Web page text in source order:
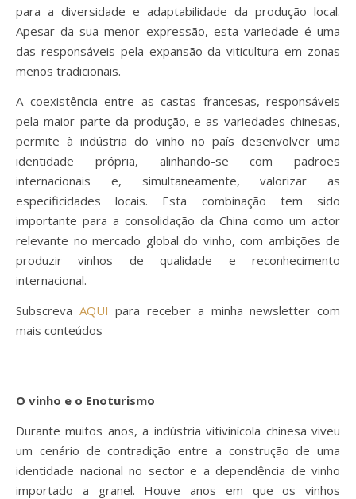
para a diversidade e adaptabilidade da produção local.
Apesar da sua menor expressão, esta variedade é uma
das responsáveis pela expansão da viticultura em zonas
menos tradicionais.
A coexistência entre as castas francesas, responsáveis
pela maior parte da produção, e as variedades chinesas,
permite à indústria do vinho no país desenvolver uma
identidade própria, alinhando-se com padrões
internacionais e, simultaneamente, valorizar as
especificidades locais. Esta combinação tem sido
importante para a consolidação da China como um actor
relevante no mercado global do vinho, com ambições de
produzir vinhos de qualidade e reconhecimento
internacional.
Subscreva AQUI para receber a minha newsletter com
mais conteúdos
O vinho e o Enoturismo
Durante muitos anos, a indústria vitivinícola chinesa viveu
um cenário de contradição entre a construção de uma
identidade nacional no sector e a dependência de vinho
importado a granel. Houve anos em que os vinhos